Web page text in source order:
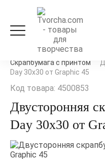
Скрапбукинг
Бумага
Скрапбумага с принтом
Day 30x30 от Graphic 45
Код товара: 4500853
Двусторонняя
Day 30x30 от